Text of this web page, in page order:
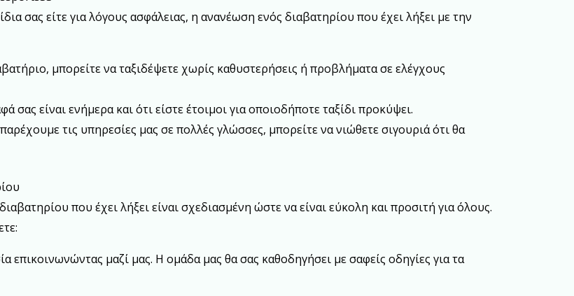
σας είτε για λόγους ασφάλειας, η ανανέωση ενός διαβατηρίου που έχει λήξει με την
μπορείτε να ταξιδέψετε χωρίς καθυστερήσεις ή προβλήματα σε ελέγχους
σας είναι ενήμερα και ότι είστε έτοιμοι για οποιοδήποτε ταξίδι προκύψει.
τις υπηρεσίες μας σε πολλές γλώσσες, μπορείτε να νιώθετε σιγουριά ότι θα
που έχει λήξει είναι σχεδιασμένη ώστε να είναι εύκολη και προσιτή για όλους.
επικοινωνώντας μαζί μας. Η ομάδα μας θα σας καθοδηγήσει με σαφείς οδηγίες για τα